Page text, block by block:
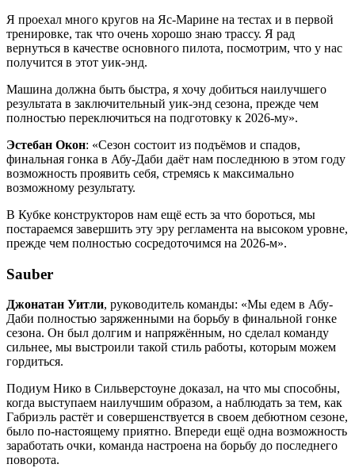
Я проехал много кругов на Яс-Марине на тестах и в первой
тренировке, так что очень хорошо знаю трассу. Я рад
вернуться в качестве основного пилота, посмотрим, что у нас
получится в этот уик-энд.
Машина должна быть быстра, я хочу добиться наилучшего
результата в заключительный уик-энд сезона, прежде чем
полностью переключиться на подготовку к 2026-му».
Эстебан Окон: «Сезон состоит из подъёмов и спадов,
финальная гонка в Абу-Даби даёт нам последнюю в этом году
возможность проявить себя, стремясь к максимально
возможному результату.
В Кубке конструкторов нам ещё есть за что бороться, мы
постараемся завершить эту эру регламента на высоком уровне,
прежде чем полностью сосредоточимся на 2026-м».
Sauber
Джонатан Уитли, руководитель команды: «Мы едем в Абу-
Даби полностью заряженными на борьбу в финальной гонке
сезона. Он был долгим и напряжённым, но сделал команду
сильнее, мы выстроили такой стиль работы, которым можем
гордиться.
Подиум Нико в Сильверстоуне доказал, на что мы способны,
когда выступаем наилучшим образом, а наблюдать за тем, как
Габриэль растёт и совершенствуется в своем дебютном сезоне,
было по-настоящему приятно. Впереди ещё одна возможность
заработать очки, команда настроена на борьбу до последнего
поворота.